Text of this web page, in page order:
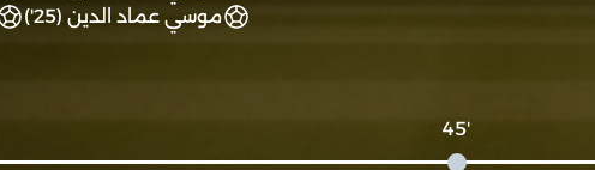
موسي عماد الدين (25')
'45